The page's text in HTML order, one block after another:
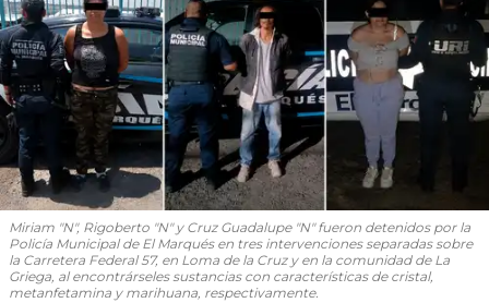
Miriam "N", Rigoberto "N" y Cruz Guadalupe "N" fueron detenidos por la
Policía Municipal de El Marqués en tres intervenciones separadas sobre
la Carretera Federal 57, en Loma de la Cruz y en la comunidad de La
Griega, al encontrárseles sustancias con características de cristal,
metanfetamina y marihuana, respectivamente.